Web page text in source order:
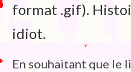
format .gif).
idiot.
En souhaitant que le